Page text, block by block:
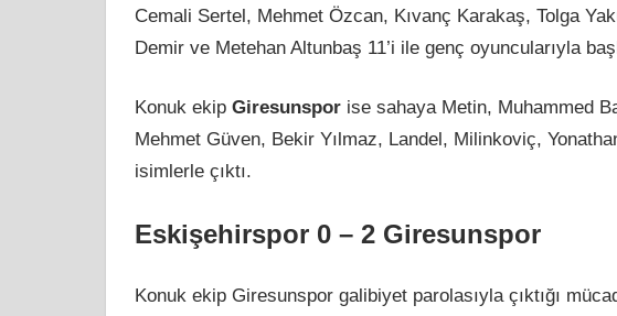
Cemali Sertel, Mehmet Özcan, Kıvanç Karakaş, Tolga
Demir ve Metehan Altunbaş 11’i ile genç oyuncularıyla
Konuk ekip Giresunspor ise sahaya Metin, Muhammed
Mehmet Güven, Bekir Yılmaz, Landel, Milinkoviç,
isimlerle çıktı.
Eskişehirspor 0 – 2 Giresunspor
Konuk ekip Giresunspor galibiyet parolasıyla çıktığı